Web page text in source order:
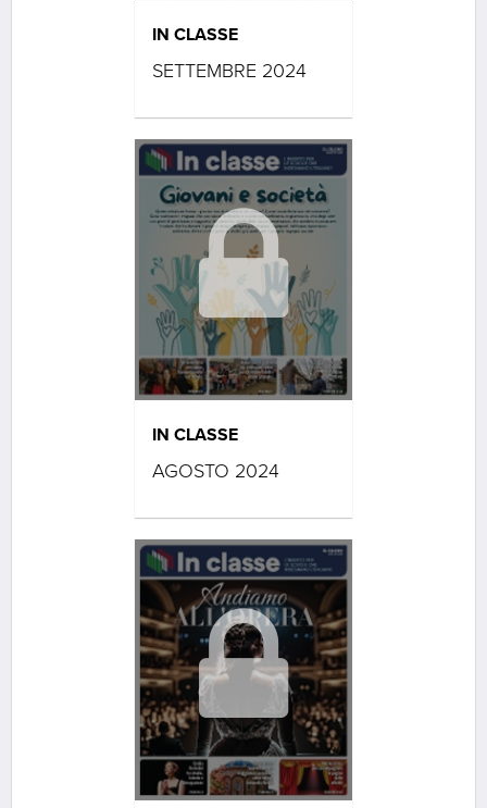
IN CLASSE
SETTEMBRE 2024
IN CLASSE
AGOSTO 2024